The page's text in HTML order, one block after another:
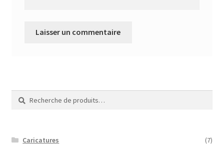
Recherche
pour :
Recherche
Caricatures
(7)